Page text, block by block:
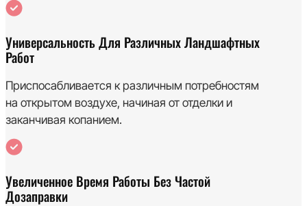
Универсальность Для Различных Ландшафтных
Работ
Приспосабливается к различным потребностям
на открытом воздухе, начиная от отделки и
заканчивая копанием.
Увеличенное Время Работы Без Частой
Дозаправки